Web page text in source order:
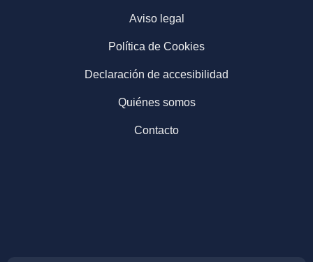
Aviso legal
Política de Cookies
Declaración de accesibilidad
Quiénes somos
Contacto